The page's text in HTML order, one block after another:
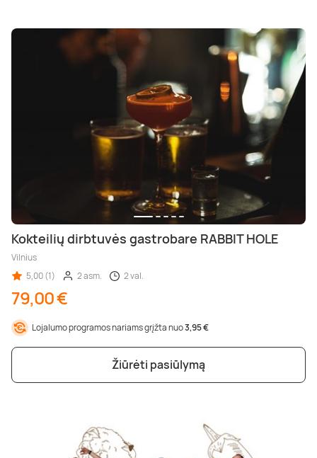
Kokteilių dirbtuvės gastrobare RABBIT HOLE
Vilnius
5,00 (1)
2 asm. 2 val.
79,00 €
Lojalumo programos nariams grįžta nuo3,95 €
Žiūrėti pasiūlymą